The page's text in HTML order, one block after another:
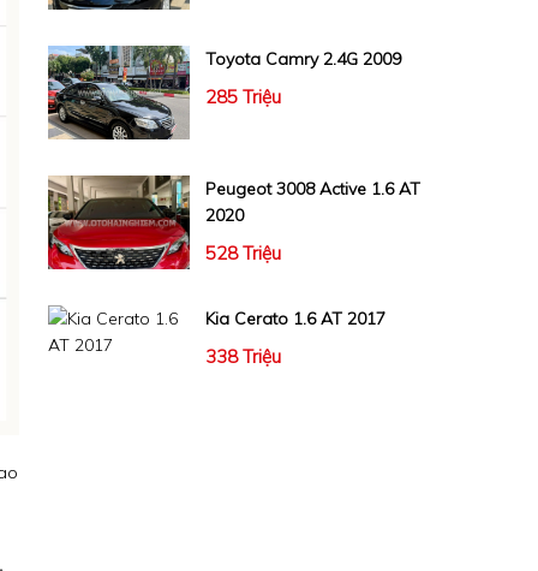
Toyota Camry 2.4G 2009
285 Triệu
Peugeot 3008 Active 1.6 AT
2020
528 Triệu
Kia Cerato 1.6 AT 2017
338 Triệu